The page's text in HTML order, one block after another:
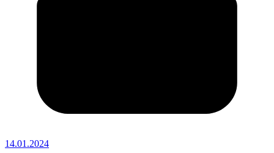
14.01.2024